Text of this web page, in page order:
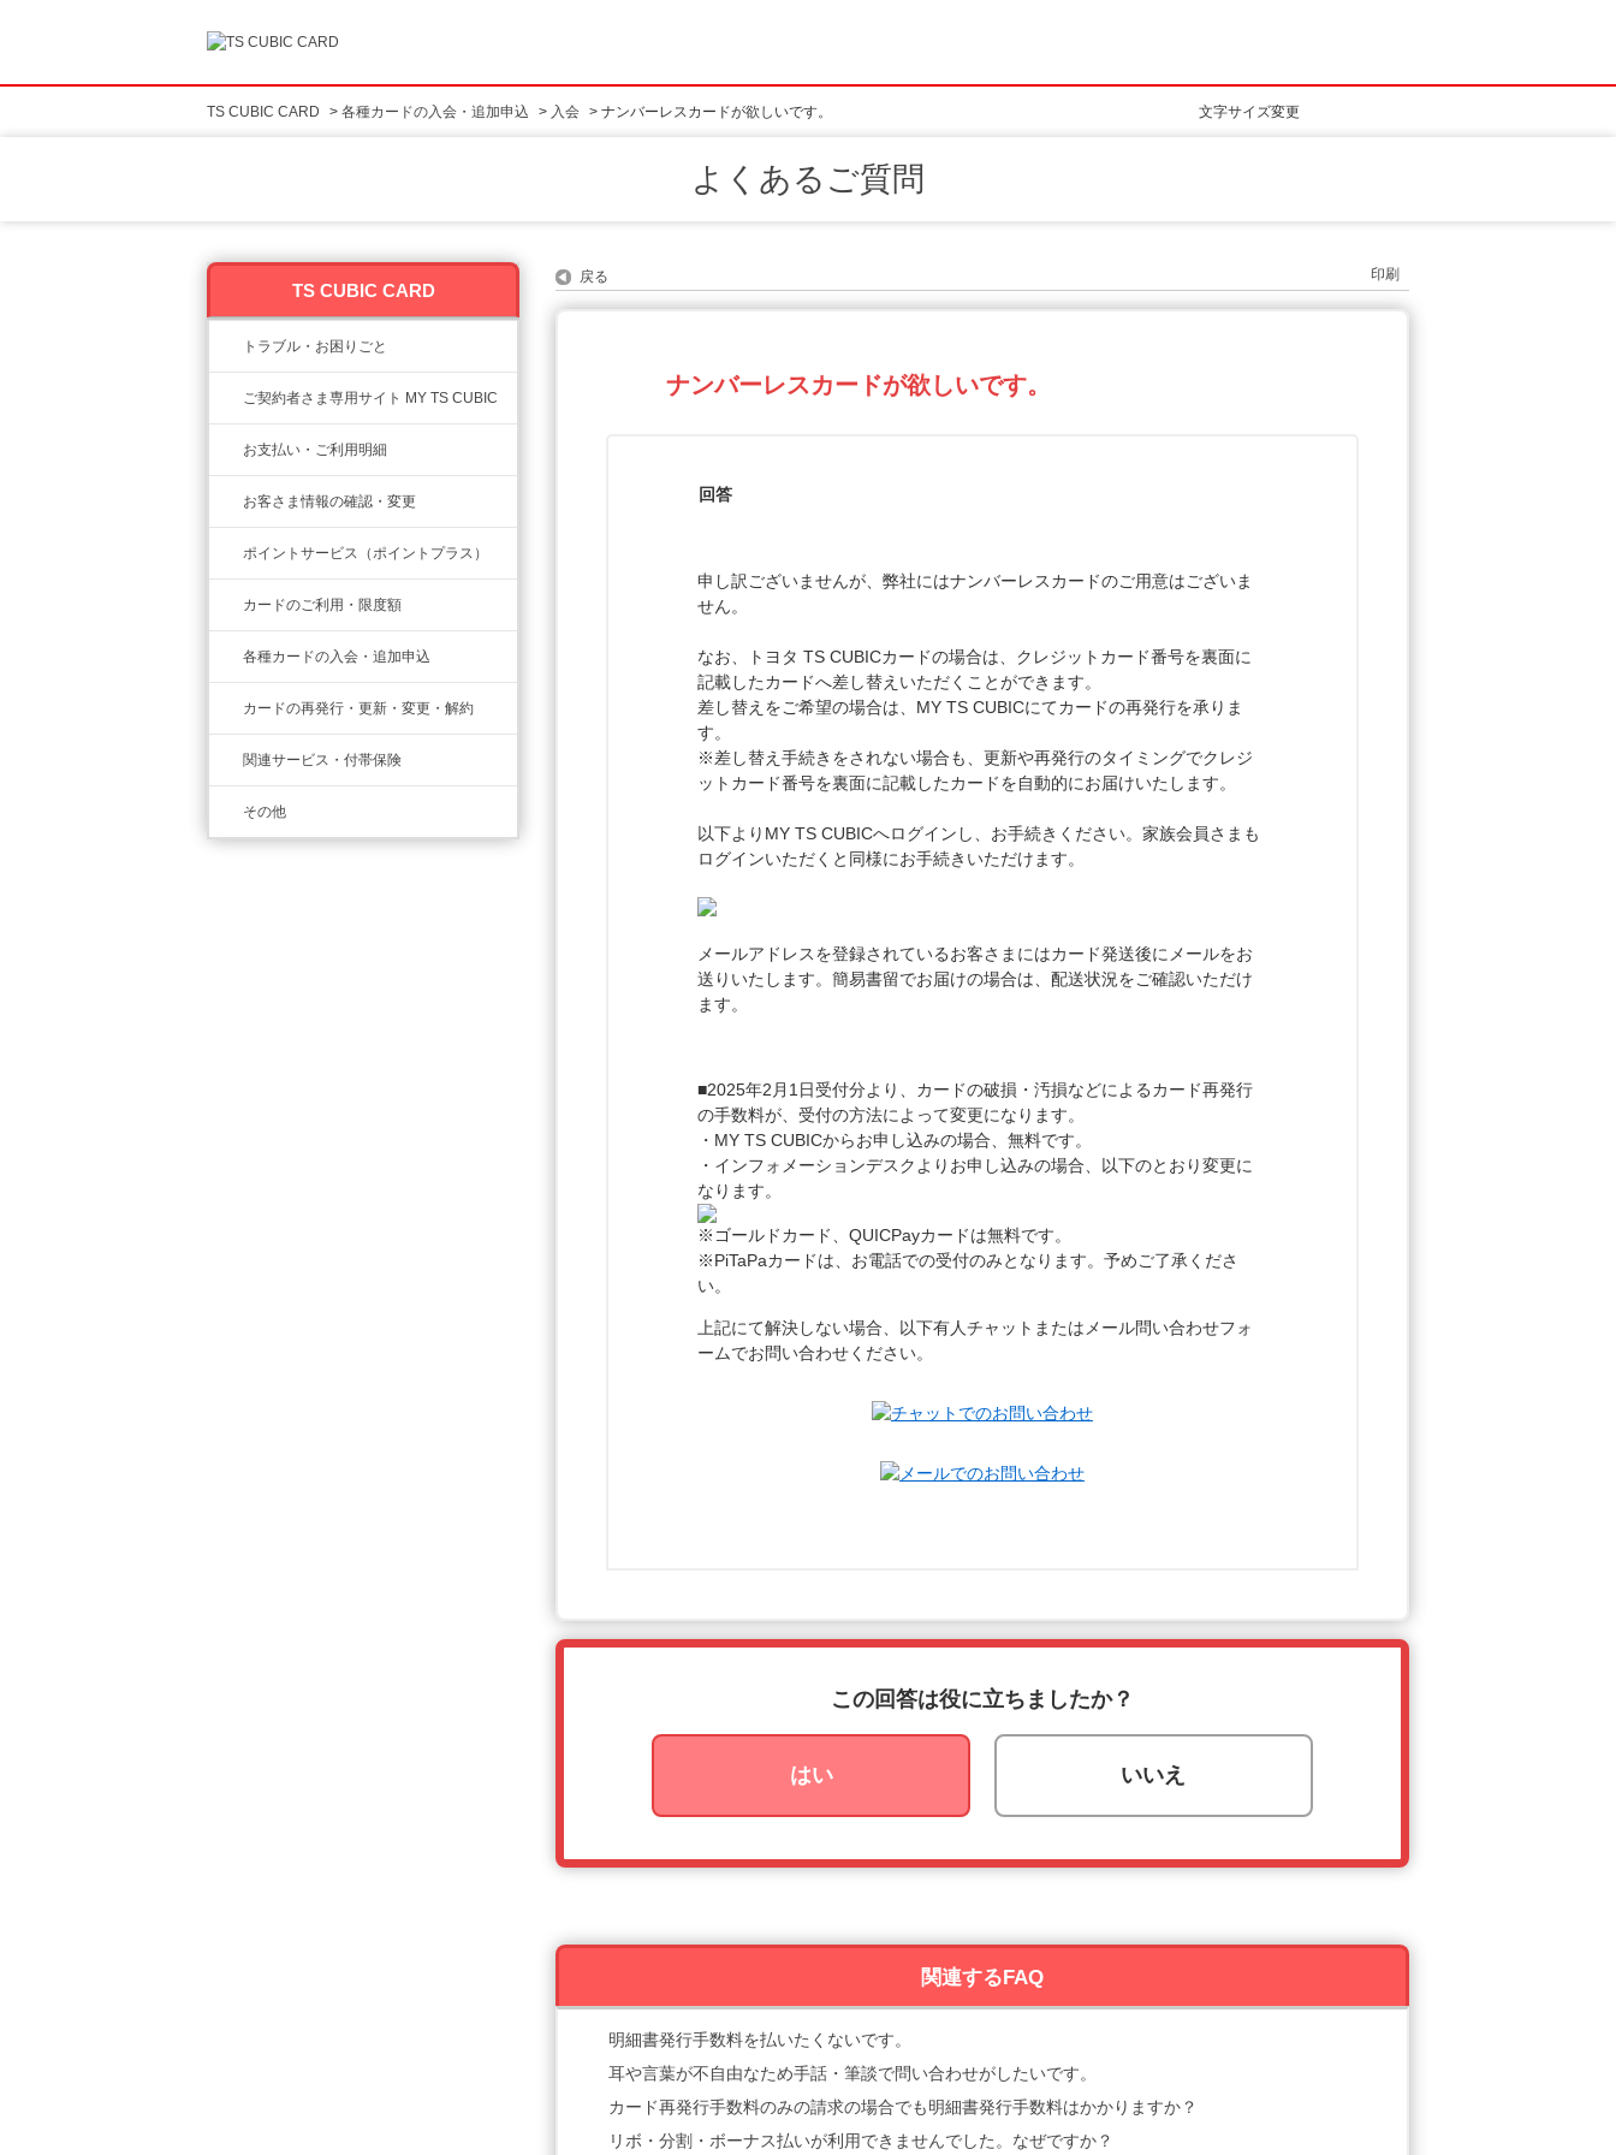
文字サイズ変更
TS CUBIC CARD > 各種カードの入会・追加申込 > 入会 > ナンバーレスカードが欲しいです。
TS CUBIC CARD
トラブル・お困りごと
ご契約者さま専用サイト MY TS CUBIC
お支払い・ご利用明細
お客さま情報の確認・変更
ポイントサービス（ポイントプラス）
カードのご利用・限度額
各種カードの入会・追加申込
カードの再発行・更新・変更・解約
関連サービス・付帯保険
その他
よくあるご質問
戻る 印刷
ナンバーレスカードが欲しいです。
回答
申し訳ございませんが、弊社にはナンバーレスカードのご用意はございま
せん。
なお、トヨタ TS CUBICカードの場合は、クレジットカード番号を裏面に
記載したカードへ差し替えいただくことができます。
差し替えをご希望の場合は、MY TS CUBICにてカードの再発行を承りま
す。
※差し替え手続きをされない場合も、更新や再発行のタイミングでクレジ
ットカード番号を裏面に記載したカードを自動的にお届けいたします。
以下よりMY TS CUBICへログインし、お手続きください。家族会員さまも
ログインいただくと同様にお手続きいただけます。
メールアドレスを登録されているお客さまにはカード発送後にメールをお
送りいたします。簡易書留でお届けの場合は、配送状況をご確認いただけ
ます。
■2025年2月1日受付分より、カードの破損・汚損などによるカード再発行
の手数料が、受付の方法によって変更になります。
・MY TS CUBICからお申し込みの場合、無料です。
・インフォメーションデスクよりお申し込みの場合、以下のとおり変更に
なります。
※ゴールドカード、QUICPayカードは無料です。
※PiTaPaカードは、お電話での受付のみとなります。予めご了承くださ
い。
上記にて解決しない場合、以下有人チャットまたはメール問い合わせフォ
ームでお問い合わせください。
この回答は役に立ちましたか？
はい いいえ
関連するFAQ
明細書発行手数料を払いたくないです。
耳や言葉が不自由なため手話・筆談で問い合わせがしたいです。
カード再発行手数料のみの請求の場合でも明細書発行手数料はかかりますか？
リボ・分割・ボーナス払いが利用できませんでした。なぜですか？